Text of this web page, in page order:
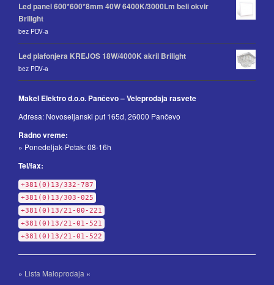
Led panel 600*600*8mm 40W 6400K/3000Lm beli okvir
Brilight
bez PDV-a
Led plafonjera KREJOS 18W/4000K akril Brilight
bez PDV-a
Makel Elektro d.o.o. Pančevo – Veleprodaja rasvete
Adresa: Novoseljanski put 165d, 26000 Pančevo
Radno vreme:
» Ponedeljak-Petak: 08-16h
Tel/fax:
+381(0)13/332-787
+381(0)13/303-025
+381(0)13/21-00-221
+381(0)13/21-01-521
+381(0)13/21-01-522
» Lista Maloprodaja «